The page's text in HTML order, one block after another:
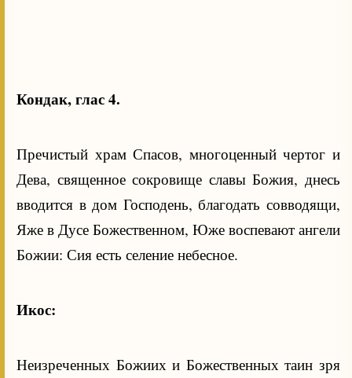
Кондак, глас 4.
Пречистый храм Спасов, многоценный чертог и
Дева, священное сокровище славы Божия, днесь
вводится в дом Господень, благодать совводящи,
Яже в Дусе Божественном, Юже воспевают ангели
Божии: Сия есть селение небесное.
Икос:
Неизреченных Божиих и Божественных таин зря